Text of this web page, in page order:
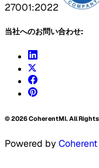
27001:2022
当社へのお問い合わせ:
©2026CoherentMI. All
Powered by